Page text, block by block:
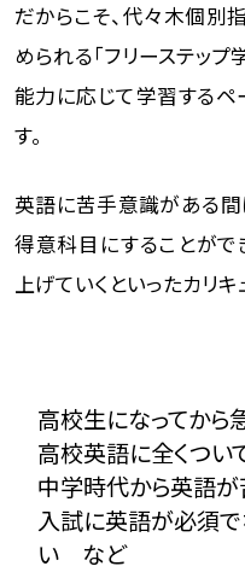
だからこそ、代々木個別
められる「フリーステップ
能力に応じて学習するペ
す。
英語に苦手意識がある間
得意科目にすることがで
上げていくといったカリキ
高校生になってから
高校英語に全くつい
中学時代から英語が
入試に英語が必須
い など